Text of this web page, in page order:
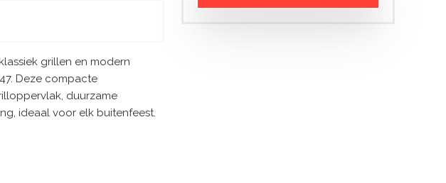
grillen en modern
Deze compacte
duurzame
ideaal voor elk buitenfeest.